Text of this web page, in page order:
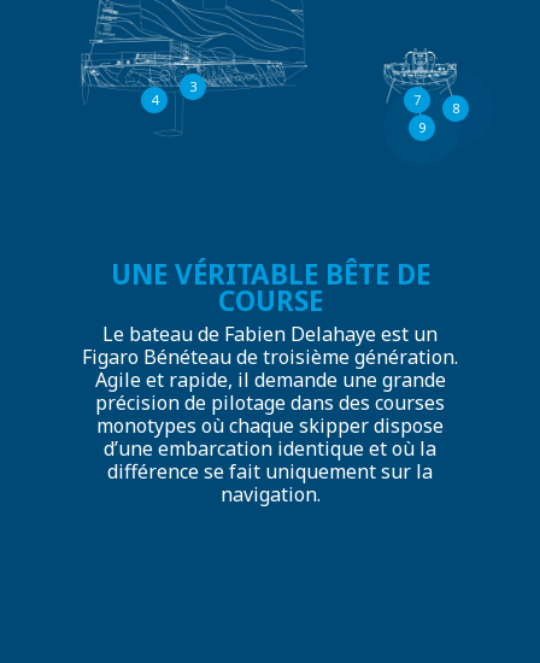
3
4 7
8
9
UNE VÉRITABLE BÊTE DE
COURSE
Le bateau de Fabien Delahaye est un
Figaro Bénéteau de troisième génération.
Agile et rapide, il demande une grande
précision de pilotage dans des courses
monotypes où chaque skipper dispose
d’une embarcation identique et où la
différence se fait uniquement sur la
navigation.